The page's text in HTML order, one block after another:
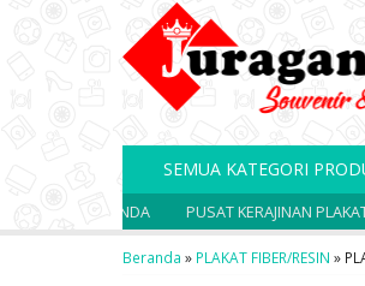
SEMUA KATEGORI
PUSAT KERAJINAN PLAKAT DI
Beranda » PLAKAT FIBER/RESIN »